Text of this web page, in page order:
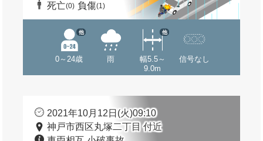
死亡(0) 負傷(1)
0～24歳
他
雨
幅5.5～
9.0m
他
信号なし
2021年10月12日(火)09:10
神戸市西区丸塚二丁目 付近